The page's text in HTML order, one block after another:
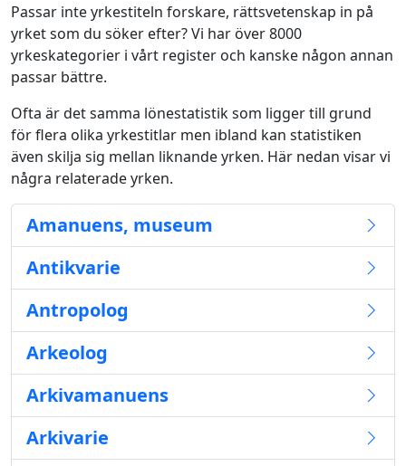
Passar inte yrkestiteln forskare, rättsvetenskap in på
yrket som du söker efter? Vi har över 8000
yrkeskategorier i vårt register och kanske någon annan
passar bättre.
Ofta är det samma lönestatistik som ligger till grund
för flera olika yrkestitlar men ibland kan statistiken
även skilja sig mellan liknande yrken. Här nedan visar vi
några relaterade yrken.
Amanuens, museum
Antikvarie
Antropolog
Arkeolog
Arkivamanuens
Arkivarie